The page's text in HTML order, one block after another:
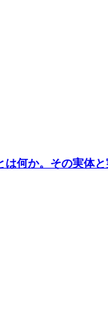
何か。その実体